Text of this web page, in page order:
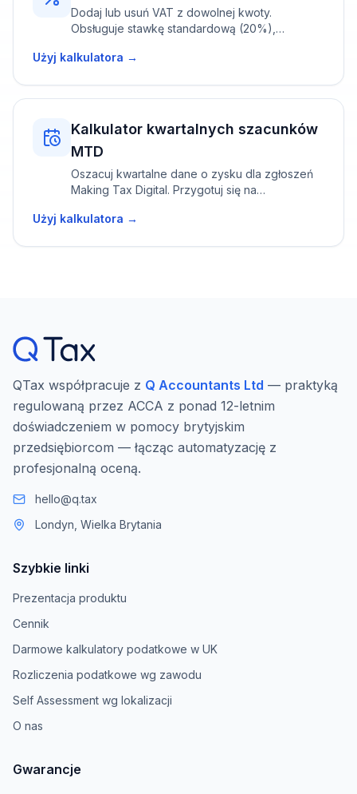
Dodaj lub usuń VAT z dowolnej kwoty.
Obsługuje stawkę standardową (20%),
Użyj kalkulatora →
Kalkulator kwartalnych szacunków
MTD
Oszacuj kwartalne dane o zysku dla zgłoszeń
Making Tax Digital. Przygotuj się na
kwietnia 2026.
Użyj kalkulatora →
QTax współpracuje z Q Accountants Ltd — praktyką
regulowaną przez ACCA z ponad 12-letnim
doświadczeniem w pomocy brytyjskim
przedsiębiorcom — łącząc automatyzację z
profesjonalną oceną.
hello@q.tax
Londyn, Wielka Brytania
Szybkie linki
Prezentacja produktu
Cennik
Darmowe kalkulatory podatkowe w UK
Rozliczenia podatkowe wg zawodu
Self Assessment wg lokalizacji
O nas
Gwarancje